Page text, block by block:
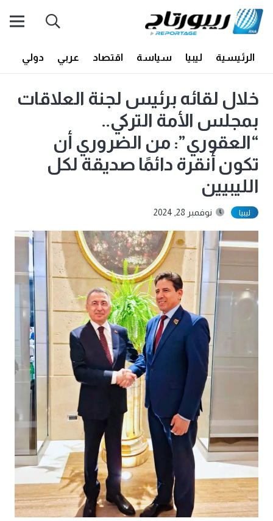
الرئيسية ليبيا سياسة اقتصاد عربي دولي
خلال لقائه برئيس لجنة العلاقات
بمجلس الأمة التركي..
“العقوري”: من الضروري أن
تكون أنقرة دائمًا صديقة لكل
الليبيين
ليبيا نوفمبر 28, 2024